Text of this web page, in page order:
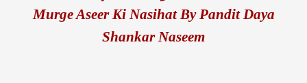
Murge Aseer Ki Nasihat By Pandit Daya
Shankar Naseem